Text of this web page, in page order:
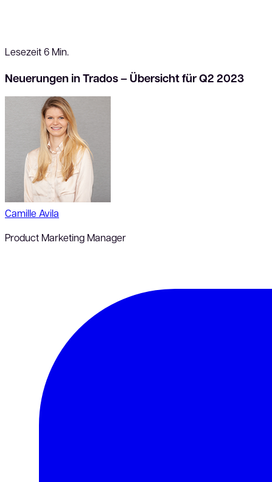
Lesezeit 6 Min.
Neuerungen in Trados – Übersicht für Q2 2023
Camille Avila
Product Marketing Manager